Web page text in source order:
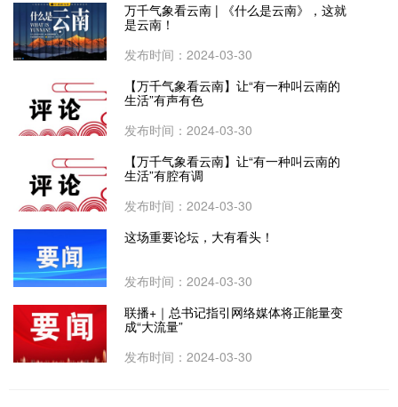
万千气象看云南 | 《什么是云南》，这就
是云南！
发布时间：2024-03-30
【万千气象看云南】让“有一种叫云南的
生活”有声有色
发布时间：2024-03-30
【万千气象看云南】让“有一种叫云南的
生活”有腔有调
发布时间：2024-03-30
这场重要论坛，大有看头！
发布时间：2024-03-30
联播+｜总书记指引网络媒体将正能量变
成“大流量”
发布时间：2024-03-30